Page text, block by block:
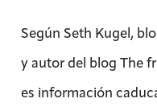
Según Seth Kugel,
y autor del blog The
es información